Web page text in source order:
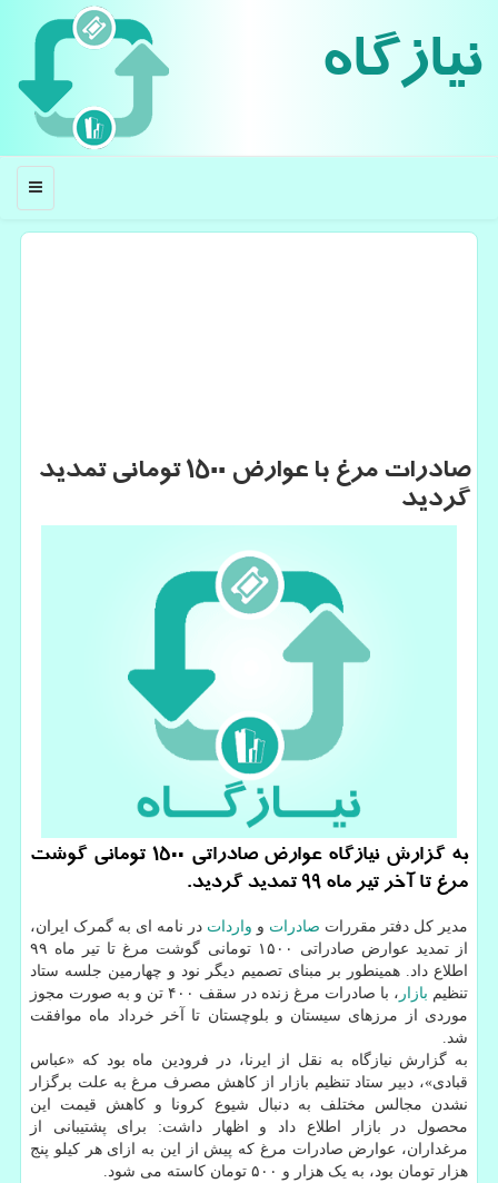
نیازگاه
منو
صادرات مرغ با عوارض ۱۵۰۰ تومانی تمدید
گردید
به گزارش نیازگاه عوارض صادراتی ۱۵۰۰ تومانی گوشت
مرغ تا آخر تیر ماه ۹۹ تمدید گردید.
مدیر کل دفتر مقررات صادرات و واردات در نامه ای به گمرک ایران،
از تمدید عوارض صادراتی ۱۵۰۰ تومانی گوشت مرغ تا تیر ماه ۹۹
اطلاع داد. همینطور بر مبنای تصمیم دیگر نود و چهارمین جلسه ستاد
تنظیم بازار
، با صادرات مرغ زنده در سقف ۴۰۰ تن و به صورت مجوز
موردی از مرزهای سیستان و بلوچستان تا آخر خرداد ماه موافقت
شد.
به گزارش نیازگاه به نقل از ایرنا، در فرودین ماه بود که «عباس
قبادی»، دبیر ستاد تنظیم بازار از کاهش مصرف مرغ به علت برگزار
نشدن مجالس مختلف به دنبال شیوع کرونا و کاهش قیمت این
محصول در بازار اطلاع داد و اظهار داشت: برای پشتیبانی از
مرغداران، عوارض صادرات مرغ که پیش از این به ازای هر کیلو پنج
هزار تومان بود، به یک هزار و ۵۰۰ تومان کاسته می شود.